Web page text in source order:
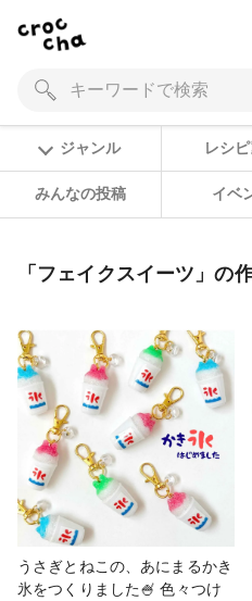
ジャンル レシ
みんなの投稿 イベ
「フェイクスイーツ」の
うさぎとねこの、あにまるかき
氷をつくりました🍧 色々つけ